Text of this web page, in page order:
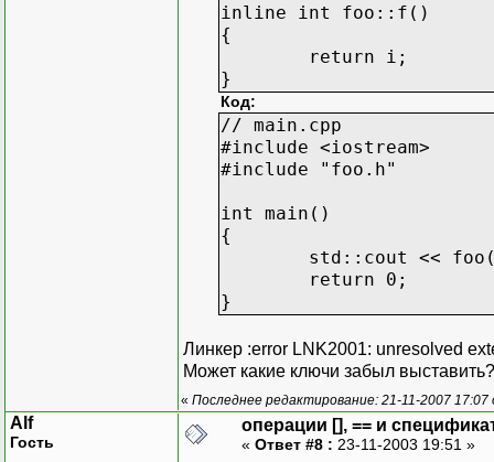
inline int foo::f()
{
return i;
}
Код:
// main.cpp
#include <iostream>
#include "foo.h"
int main()
{
std::cout <<
return 0;
}
Линкер :error LNK2001: unresolved
Может какие ключи забыл выставить?
« Последнее редактирование: 21-11-2007 17:07
Alf
Гость
операции [], == и
« Ответ #8 : 23-11-2003 19:51 »